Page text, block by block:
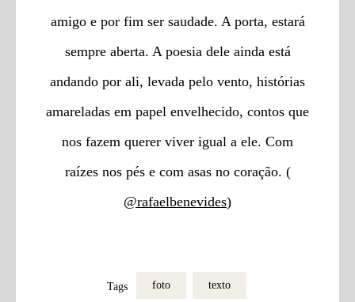
amigo e por fim ser saudade. A porta, estará
sempre aberta. A poesia dele ainda está
andando por ali, levada pelo vento, histórias
amareladas em papel envelhecido, contos que
nos fazem querer viver igual a ele. Com
raízes nos pés e com asas no coração. (
@rafaelbenevides)
Tags foto texto